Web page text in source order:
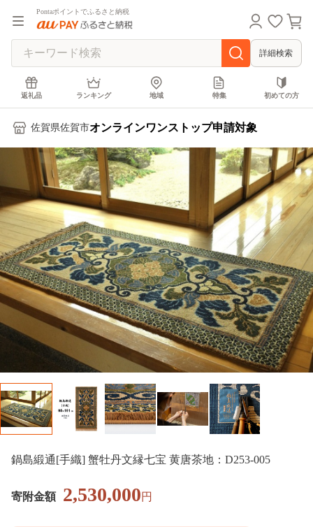
Pontaポイントでふるさと納税
詳細検索
返礼品 ランキング 地域 特集 初めての方
佐賀県佐賀市オンラインワンストップ申請対象
鍋島緞通[手織] 蟹牡丹文縁七宝 黄唐茶地：D253-005
寄附金額 2,530,000円